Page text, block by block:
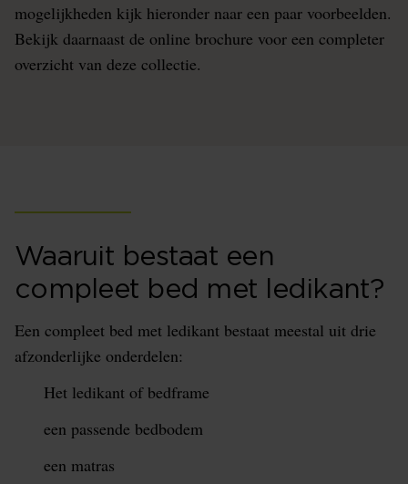
mogelijkheden kijk hieronder naar een paar voorbeelden.
Bekijk daarnaast de online brochure voor een completer
overzicht van deze collectie.
Waaruit bestaat een
compleet bed met ledikant?
Een compleet bed met ledikant bestaat meestal uit drie
afzonderlijke onderdelen:
Het ledikant of bedframe
een passende bedbodem
een matras